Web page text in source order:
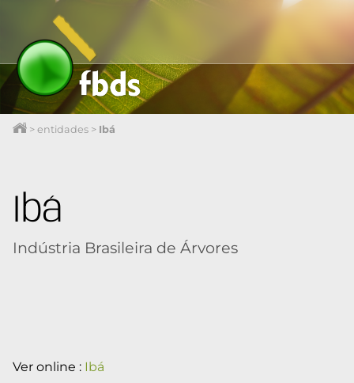
> entidades> Ibá
Ibá
Indústria Brasileira de Árvores
Ver online : Ibá